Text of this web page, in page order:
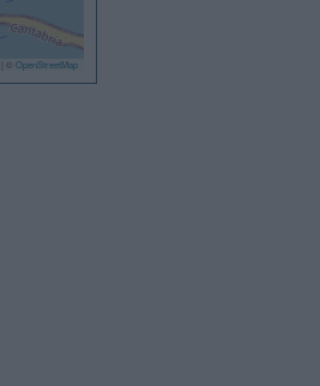
© OpenStreetMap